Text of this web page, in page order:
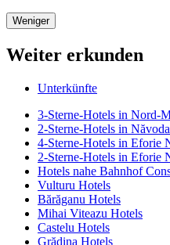
Weniger
Weiter erkunden
Unterkünfte
3-Sterne-Hotels in Nord-
2-Sterne-Hotels in
4-Sterne-Hotels in Eforie
2-Sterne-Hotels in Eforie
Hotels nahe Bahnhof
Vulturu Hotels
Bărăganu Hotels
Mihai Viteazu Hotels
Castelu Hotels
Grădina Hotels